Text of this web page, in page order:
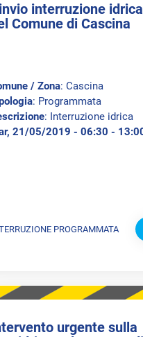
interruzione idrica
Comune di Cascina
/ Zona: Cascina
: Programmata
: Interruzione idrica
21/05/2019 - 06:30 -
PROGRAMMATA
urgente sulla